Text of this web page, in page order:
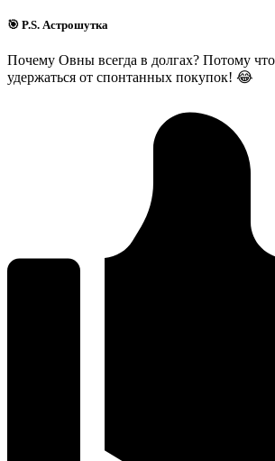
🎯 P.S. Астрошутка
Почему Овны всегда в долгах? Потому
удержаться от спонтанных покупок! 😂